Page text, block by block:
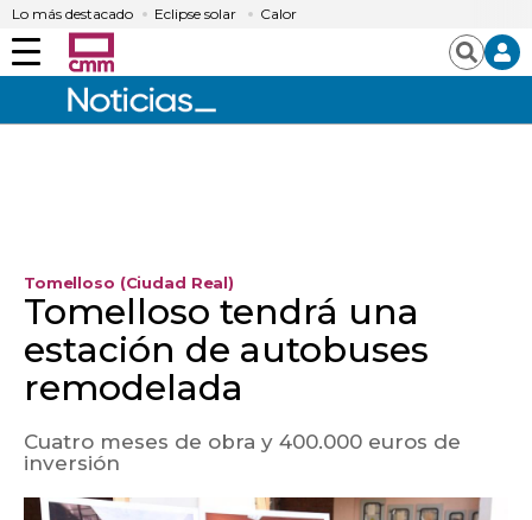
Lo más destacado Eclipse solar Calor
Menú Buscar
Tomelloso (Ciudad Real)
Tomelloso tendrá una
estación de autobuses
remodelada
Cuatro meses de obra y 400.000 euros de
inversión